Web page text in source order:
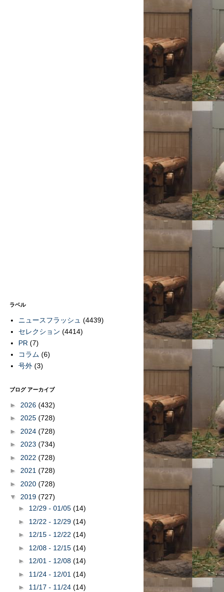
ラベル
ニュースフラッシュ (4439)
セレクション (4414)
PR (7)
コラム (6)
号外 (3)
ブログ アーカイブ
► 2026 (432)
► 2025 (728)
► 2024 (728)
► 2023 (734)
► 2022 (728)
► 2021 (728)
► 2020 (728)
▼ 2019 (727)
► 12/29 - 01/05 (14)
► 12/22 - 12/29 (14)
► 12/15 - 12/22 (14)
► 12/08 - 12/15 (14)
► 12/01 - 12/08 (14)
► 11/24 - 12/01 (14)
► 11/17 - 11/24 (14)